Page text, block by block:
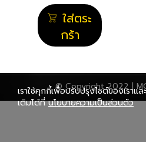
ใส่ตระ
กร้า
© Copyright 2022 |
เราใช้คุกกี้เพื่อปรับปรุงไซต์ของเรา
เติมได้ที่ นโยบายความเป็นส่วนตัว